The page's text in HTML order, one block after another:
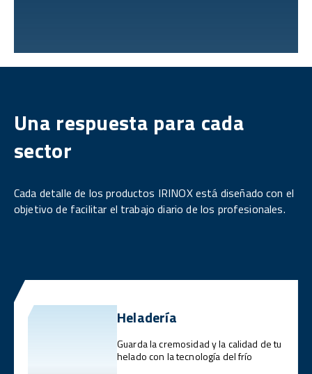
Una respuesta para cada
sector
Cada detalle de los productos IRINOX está diseñado con el
objetivo de facilitar el trabajo diario de los profesionales.
Heladería
Guarda la cremosidad y la calidad de tu
helado con la tecnología del frío